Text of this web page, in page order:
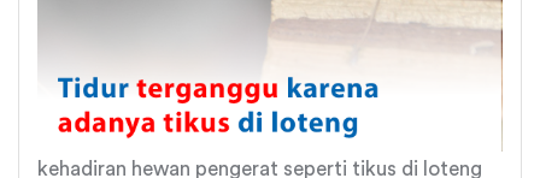
kehadiran hewan pengerat seperti tikus di loteng